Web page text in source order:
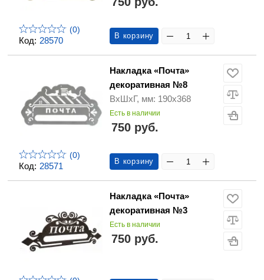
Код: 28570
(0)
В корзину
Код: 28571
(0)
Накладка «Почта»
декоративная №8
ВхШхГ, мм: 190х368
Есть в наличии
750 руб.
В корзину
Накладка «Почта»
декоративная №3
Есть в наличии
750 руб.